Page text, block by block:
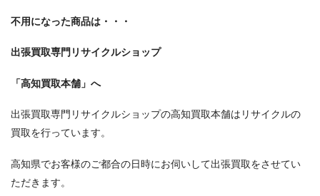
不用になった商品は・・・
出張買取専門リサイクルショップ
「高知買取本舗」へ
出張買取専門リサイクルショップの高知買取本舗はリサイクルの
買取を行っています。
高知県でお客様のご都合の日時にお伺いして出張買取をさせてい
ただきます。